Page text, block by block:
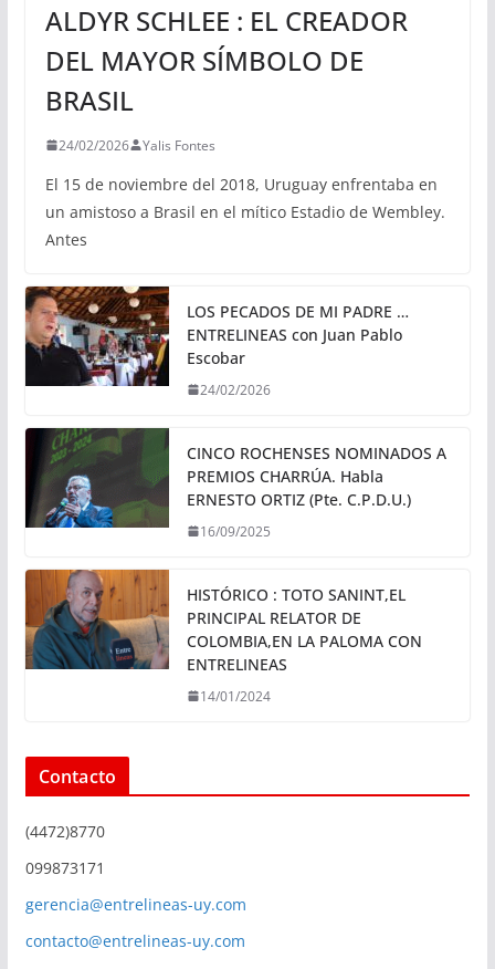
ALDYR SCHLEE : EL CREADOR
DEL MAYOR SÍMBOLO DE
BRASIL
24/02/2026 Yalis Fontes
El 15 de noviembre del 2018, Uruguay enfrentaba en
un amistoso a Brasil en el mítico Estadio de Wembley.
Antes
LOS PECADOS DE MI PADRE …
ENTRELINEAS con Juan Pablo
Escobar
24/02/2026
CINCO ROCHENSES NOMINADOS A
PREMIOS CHARRÚA. Habla
ERNESTO ORTIZ (Pte. C.P.D.U.)
16/09/2025
HISTÓRICO : TOTO SANINT,EL
PRINCIPAL RELATOR DE
COLOMBIA,EN LA PALOMA CON
ENTRELINEAS
14/01/2024
Contacto
(4472)8770
099873171
gerencia@entrelineas-uy.com
contacto@entrelineas-uy.com